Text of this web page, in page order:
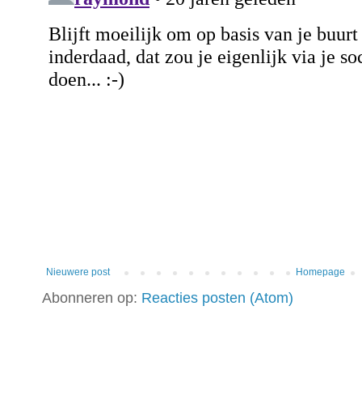
Nieuwere post Homepage
Abonneren op: Reacties posten (Atom)